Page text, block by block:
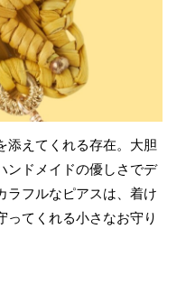
添えてくれる存在。大胆
ンドメイドの優しさでデ
ラフルなピアスは、着け
ってくれる小さなお守り